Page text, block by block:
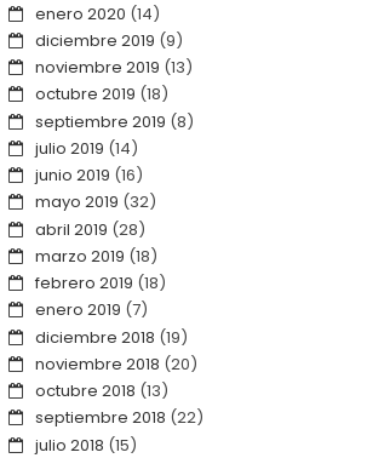
enero 2020 (14)
diciembre 2019 (9)
noviembre 2019 (13)
octubre 2019 (18)
septiembre 2019 (8)
julio 2019 (14)
junio 2019 (16)
mayo 2019 (32)
abril 2019 (28)
marzo 2019 (18)
febrero 2019 (18)
enero 2019 (7)
diciembre 2018 (19)
noviembre 2018 (20)
octubre 2018 (13)
septiembre 2018 (22)
julio 2018 (15)